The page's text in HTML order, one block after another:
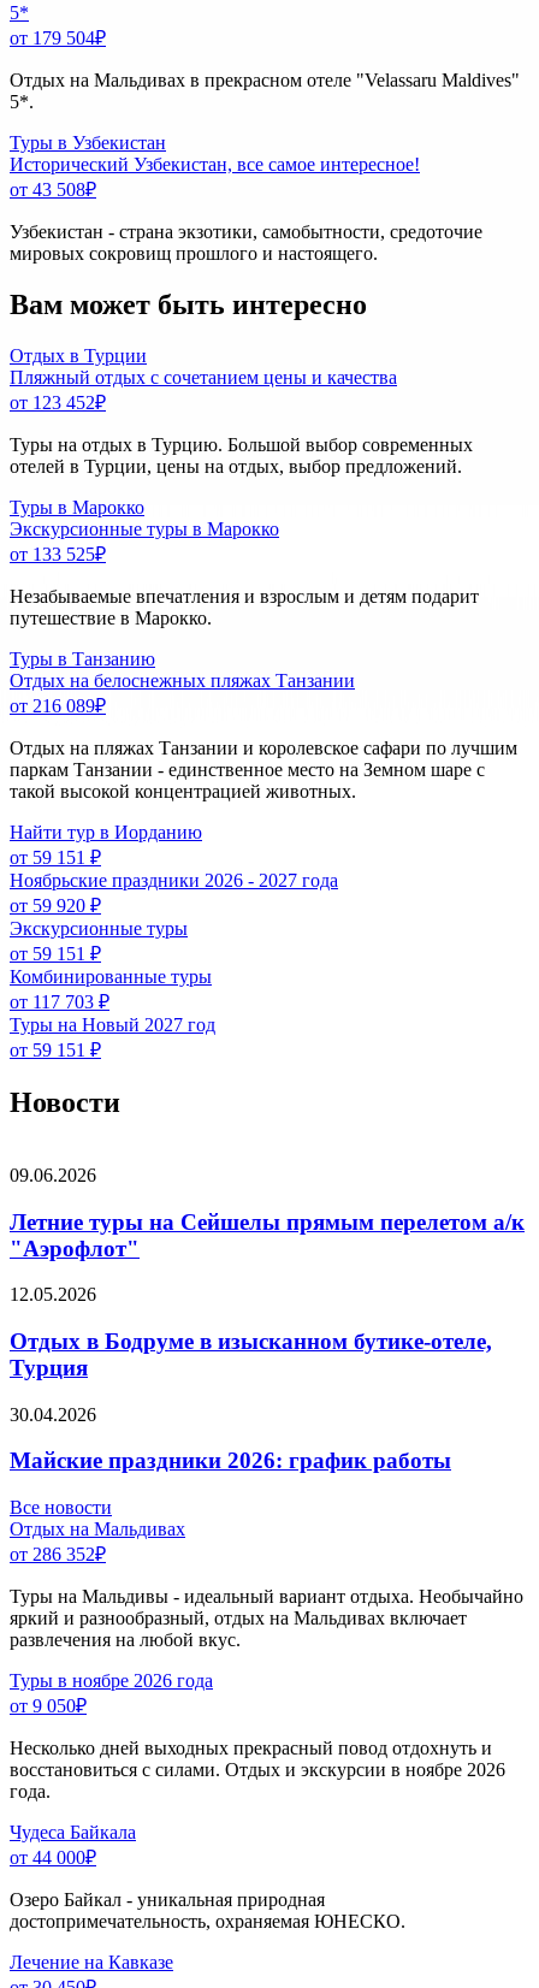
5*
от 179 504₽
Отдых на Мальдивах в прекрасном отеле "Velassaru Maldives"
5*.
Туры в Узбекистан
Исторический Узбекистан, все самое интересное!
от 43 508₽
Узбекистан - страна экзотики, самобытности, средоточие
мировых сокровищ прошлого и настоящего.
Вам может быть интересно
Отдых в Турции
Пляжный отдых с сочетанием цены и качества
от 123 452₽
Туры на отдых в Турцию. Большой выбор современных
отелей в Турции, цены на отдых, выбор предложений.
Туры в Марокко
Экскурсионные туры в Марокко
от 133 525₽
Незабываемые впечатления и взрослым и детям подарит
путешествие в Марокко.
Туры в Танзанию
Отдых на белоснежных пляжах Танзании
от 216 089₽
Отдых на пляжах Танзании и королевское сафари по лучшим
паркам Танзании - единственное место на Земном шаре с
такой высокой концентрацией животных.
Найти тур в Иорданию
от 59 151 ₽
Ноябрьские праздники 2026 - 2027 года
от 59 920 ₽
Экскурсионные туры
от 59 151 ₽
Комбинированные туры
от 117 703 ₽
Туры на Новый 2027 год
от 59 151 ₽
Новости
09.06.2026
Летние туры на Сейшелы прямым перелетом а/к
"Аэрофлот"
12.05.2026
Отдых в Бодруме в изысканном бутике-отеле,
Турция
30.04.2026
Майские праздники 2026: график работы
Все новости
Отдых на Мальдивах
от 286 352₽
Туры на Мальдивы - идеальный вариант отдыха. Необычайно
яркий и разнообразный, отдых на Мальдивах включает
развлечения на любой вкус.
Туры в ноябре 2026 года
от 9 050₽
Несколько дней выходных прекрасный повод отдохнуть и
восстановиться с силами. Отдых и экскурсии в ноябре 2026
года.
Чудеса Байкала
от 44 000₽
Озеро Байкал - уникальная природная
достопримечательность, охраняемая ЮНЕСКО.
Лечение на Кавказе